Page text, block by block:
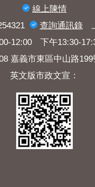
線上陳情
查詢​通訊錄上
12:00 下午13:30-
嘉義市東區中山路199
英文版市政文宣：